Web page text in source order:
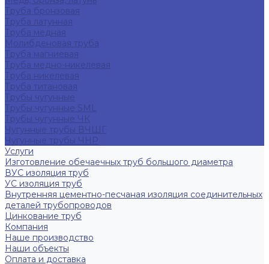
Труба бронзовая
Труба латунная
Труба медная
Молибденовая труба
Труба магниевая
Труба медно-никелевая
Труба никелевая
Труба титановая
Трубы чугунные
Трубы чугунные SML
Трубы чугунные ЧК
Чугунные трубы ВЧШГ
Чугунные трубы ЧНР
Услуги
Изготовление обечаечных труб большого диаметра
ВУС изоляция труб
УС изоляция труб
Внутренняя цементно-песчаная изоляция соединительных
деталей трубопроводов
Цинкование труб
Компания
Наше производство
Наши объекты
Оплата и доставка